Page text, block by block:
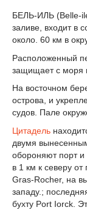
БЕЛЬ-ИЛЬ (Belle-
заливе, входит в
около. 60 км в
Расположенный
защищает с моря
На восточном
острова, и
судов. Пале
Цитадель
двумя
обороняют порт и
в 1 км к северу
Gras-Rocher, на
западу.;
бухту Port Iorck.